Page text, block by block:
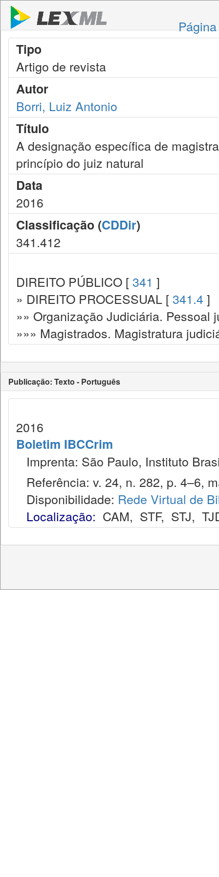
Tipo
Artigo de revista
Autor
Borri, Luiz Antonio
Título
A designação específica de
princípio do juiz natural
Data
2016
Classificação (CDDir)
341.412
DIREITO PÚBLICO [ 341 ]
» DIREITO PROCESSUAL [ 341.4 ]
»» Organização Judiciária. Pessoal
»»» Magistrados. Magistratura
Publicação: Texto - Português
2016
Boletim IBCCrim
Imprenta: São Paulo, Instituto
Referência: v. 24, n. 282, p. 4–6,
Disponibilidade: Rede Virtual de
Localização: CAM, STF, STJ,